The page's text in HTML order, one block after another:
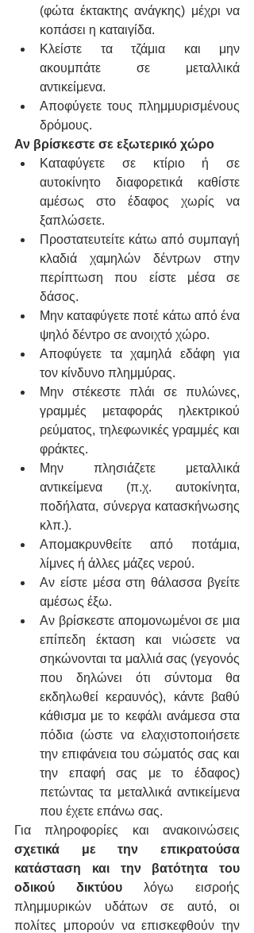
(φώτα έκτακτης ανάγκης) μέχρι να
κοπάσει η καταιγίδα.
Κλείστε τα τζάμια και μην
ακουμπάτε σε μεταλλικά
αντικείμενα.
Αποφύγετε τους πλημμυρισμένους
δρόμους.
Αν βρίσκεστε σε εξωτερικό χώρο
Καταφύγετε σε κτίριο ή σε
αυτοκίνητο διαφορετικά καθίστε
αμέσως στο έδαφος χωρίς να
ξαπλώσετε.
Προστατευτείτε κάτω από συμπαγή
κλαδιά χαμηλών δέντρων στην
περίπτωση που είστε μέσα σε
δάσος.
Μην καταφύγετε ποτέ κάτω από ένα
ψηλό δέντρο σε ανοιχτό χώρο.
Αποφύγετε τα χαμηλά εδάφη για
τον κίνδυνο πλημμύρας.
Μην στέκεστε πλάι σε πυλώνες,
γραμμές μεταφοράς ηλεκτρικού
ρεύματος, τηλεφωνικές γραμμές και
φράκτες.
Μην πλησιάζετε μεταλλικά
αντικείμενα (π.χ. αυτοκίνητα,
ποδήλατα, σύνεργα κατασκήνωσης
κλπ.).
Απομακρυνθείτε από ποτάμια,
λίμνες ή άλλες μάζες νερού.
Αν είστε μέσα στη θάλασσα βγείτε
αμέσως έξω.
Αν βρίσκεστε απομονωμένοι σε μια
επίπεδη έκταση και νιώσετε να
σηκώνονται τα μαλλιά σας (γεγονός
που δηλώνει ότι σύντομα θα
εκδηλωθεί κεραυνός), κάντε βαθύ
κάθισμα με το κεφάλι ανάμεσα στα
πόδια (ώστε να ελαχιστοποιήσετε
την επιφάνεια του σώματός σας και
την επαφή σας με το έδαφος)
πετώντας τα μεταλλικά αντικείμενα
που έχετε επάνω σας.
σχετικά με την επικρατούσα
κατάσταση και την βατότητα του
οδικού δικτύου λόγω εισροής
πλημμυρικών υδάτων σε αυτό, οι
πολίτες μπορούν να επισκεφθούν την